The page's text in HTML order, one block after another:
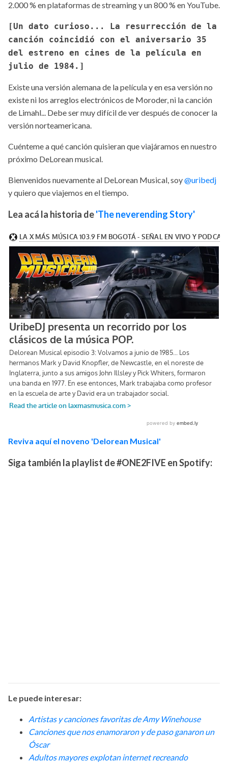
2.000 % en plataformas de streaming y un 800 % en YouTube.
[Un dato curioso... La resurrección de la
canción coincidió con el aniversario 35
del estreno en cines de la película en
julio de 1984.]
Existe una versión alemana de la película y en esa versión no
existe ni los arreglos electrónicos de Moroder, ni la canción
de Limahl... Debe ser muy difícil de ver después de conocer la
versión norteamericana.
Cuénteme a qué canción quisieran que viajáramos en nuestro
próximo DeLorean musical.
Bienvenidos nuevamente al DeLorean Musical, soy@uribedj
y quiero que viajemos en el tiempo.
Lea acá la historia de'The neverending Story'
Reviva aquí el noveno 'Delorean Musical'
Siga también la playlist de #ONE2FIVE en Spotify:
Le puede interesar:
Artistas y canciones favoritas de Amy Winehouse
Canciones que nos enamoraron y de paso ganaron un
Óscar
Adultos mayores explotan internet recreando